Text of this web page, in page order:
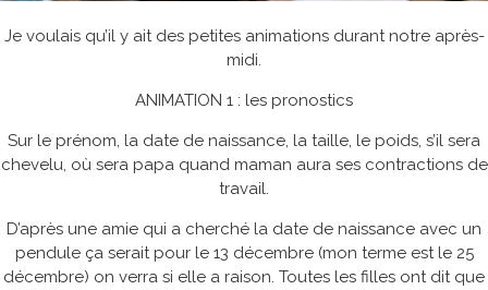
Je voulais qu’il y ait des petites animations durant notre après-
midi.
ANIMATION 1 : les pronostics
Sur le prénom, la date de naissance, la taille, le poids, s’il sera
chevelu, où sera papa quand maman aura ses contractions de
travail.
D’après une amie qui a cherché la date de naissance avec un
pendule ça serait pour le 13 décembre (mon terme est le 25
décembre) on verra si elle a raison. Toutes les filles ont dit que